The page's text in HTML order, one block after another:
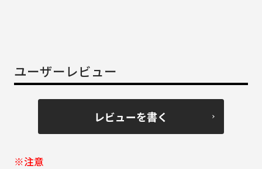
ユーザーレビュー
レビューを書く
※注意